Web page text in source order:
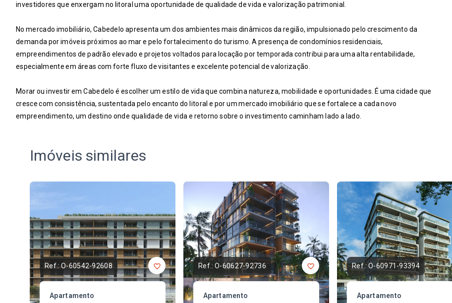
investidores que enxergam no litoral uma oportunidade de qualidade de vida e valorização patrimonial.
No mercado imobiliário, Cabedelo apresenta um dos ambientes mais dinâmicos da região, impulsionado pelo crescimento da
demanda por imóveis próximos ao mar e pelo fortalecimento do turismo. A presença de condomínios residenciais,
empreendimentos de padrão elevado e projetos voltados para locação por temporada contribui para uma alta rentabilidade,
especialmente em áreas com forte fluxo de visitantes e excelente potencial de valorização.
Morar ou investir em Cabedelo é escolher um estilo de vida que combina natureza, mobilidade e oportunidades. É uma cidade que
cresce com consistência, sustentada pelo encanto do litoral e por um mercado imobiliário que se fortalece a cada novo
empreendimento, um destino onde qualidade de vida e retorno sobre o investimento caminham lado a lado.
Imóveis similares
Ref.:O-60542-92608
Apartamento
Ref.:O-60627-92736
Apartamento
Ref.:O-60971-93394
Apartamento